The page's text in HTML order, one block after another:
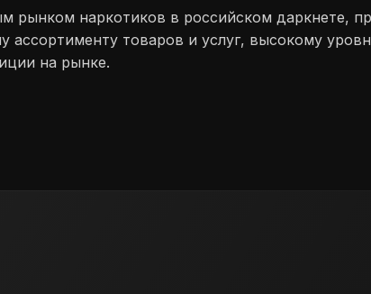
рынком наркотиков в российском даркнете,
ассортименту товаров и услуг, высокому
на рынке.